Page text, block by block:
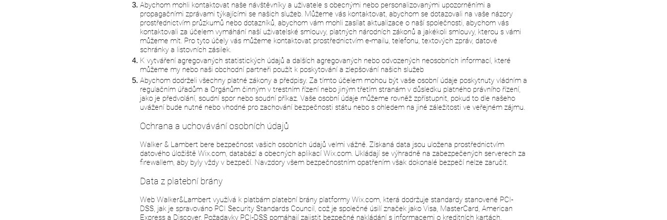
Abychom mohli kontaktovat naše návštěvníky a uživatele s obecnými nebo personalizovanými upozorněními a
propagačními zprávami týkajícími se našich služeb. Můžeme vás kontaktovat, abychom se dotazovali na vaše názory
prostřednictvím průzkumů nebo dotazníků, abychom vám mohli zasílat aktualizace o naší společnosti, abychom vás
kontaktovali za účelem vymáhání naší uživatelské smlouvy, platných národních zákonů a jakékoli smlouvy, kterou s vámi
můžeme mít. Pro tyto účely vás můžeme kontaktovat prostřednictvím e-mailu, telefonu, textových zpráv, datové
schránky a listovních zásilek.
K vytváření agregovaných statistických údajů a dalších agregovaných nebo odvozených neosobních informací, které
můžeme my nebo naši obchodní partneři použít k poskytování a zlepšování našich služeb
Abychom dodrželi všechny platné zákony a předpisy. Za tímto účelem mohou být vaše osobní údaje poskytnuty vládním a
regulačním úřadům a Orgánům činným v trestním řízení nebo jiným třetím stranám v důsledku platného právního řízení,
jako je předvolání, soudní spor nebo soudní příkaz. Vaše osobní údaje můžeme rovněž zpřístupnit, pokud to dle našeho
uvážení bude nutné nebo vhodné pro zachování bezpečnosti státu nebo s ohledem na jiné záležitosti ve veřejném zájmu.
Ochrana a uchovávání osobních údajů
Walker & Lambert bere bezpečnost vašich osobních údajů velmi vážně. Získaná data jsou uložena prostřednictvím
datového úložiště Wix.com, databází a obecných aplikací Wix.com. Ukládají se výhradně na zabezpečených serverech za
firewallem, aby byly vždy v bezpečí. Navzdory všem bezpečnostním opatřením však dokonalé bezpečí nelze zaručit.
Data z platební brány
Web Walker&Lambert využívá k platbám platební brány platformy Wix.com, která dodržuje standardy stanovené PCI-
DSS, jak je spravováno PCI Security Standards Council, což je společné úsilí značek jako Visa, MasterCard, American
Express a Discover. Požadavky PCI-DSS pomáhají zajistit bezpečné nakládání s informacemi o kreditních kartách.